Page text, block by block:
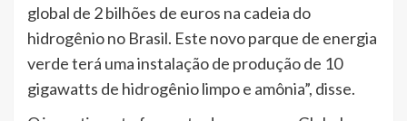
global de 2 bilhões de euros na cadeia do
hidrogênio no Brasil. Este novo parque de energia
verde terá uma instalação de produção de 10
gigawatts de hidrogênio limpo e amônia”, disse.